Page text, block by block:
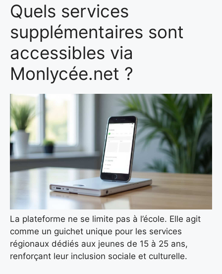
Quels services
supplémentaires sont
accessibles via
Monlycée.net ?
La plateforme ne se limite pas à l’école. Elle agit
comme un guichet unique pour les services
régionaux dédiés aux jeunes de 15 à 25 ans,
renforçant leur inclusion sociale et culturelle.